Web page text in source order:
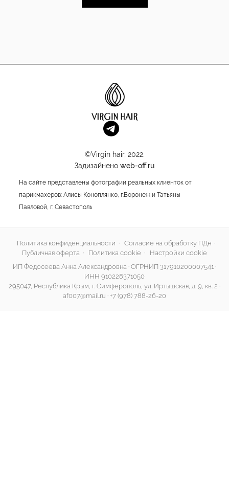
©Virgin hair, 2022.
Задизайнено web-off.ru
На сайте представлены фотографии реальных клиенток от
парикмахеров: Алисы Коноплянко, г.Воронеж и Татьяны
Павловой, г. Севастополь
Политика конфиденциальности · Согласие на обработку ПДн ·
Публичная оферта · Политика cookie ·
Настройки cookie
ИП Федосеева Анна Александровна · ОГРНИП 317910200007541 ·
ИНН 910228371050
295047, Республика Крым, г. Симферополь, ул. Иртышская, д. 9, кв. 2 ·
af007@mail.ru · +7 (978) 788-26-20